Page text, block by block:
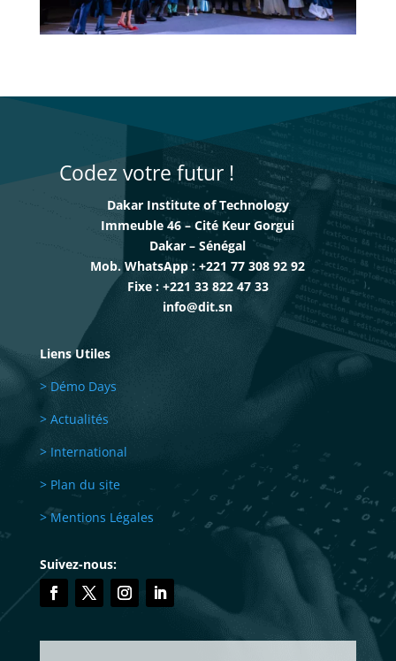
Codez votre futur !
Dakar Institute of Technology
Immeuble 46 – Cité Keur Gorgui
Dakar – Sénégal
Mob. WhatsApp : +221 77 308 92 92
Fixe : +221 33 822 47 33
info@dit.sn
Liens Utiles
> Démo Days
> Actualités
> International
> Plan du site
> Mentions Légales
Suivez-nous: